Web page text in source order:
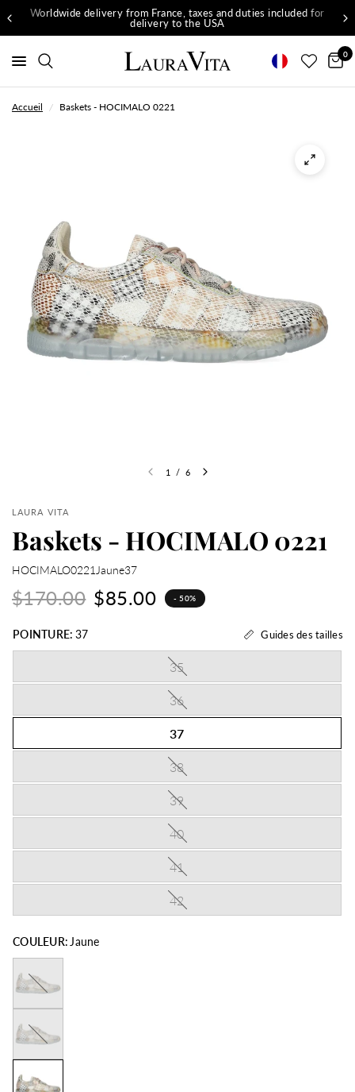
Worldwide delivery from France, taxes and duties included for
delivery to the USA
0
Accueil / Baskets - HOCIMALO 0221
1 / 6
LAURA VITA
Baskets - HOCIMALO 0221
HOCIMALO0221Jaune37
$170.00 $85.00 - 50%
POINTURE: 37 Guides des tailles
35
36
37
38
39
40
41
42
COULEUR: Jaune